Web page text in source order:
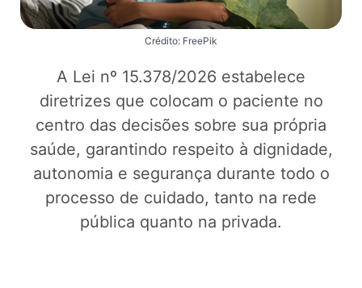
Crédito: FreePik
A Lei nº 15.378/2026 estabelece
diretrizes que colocam o paciente no
centro das decisões sobre sua própria
saúde, garantindo respeito à dignidade,
autonomia e segurança durante todo o
processo de cuidado, tanto na rede
pública quanto na privada.